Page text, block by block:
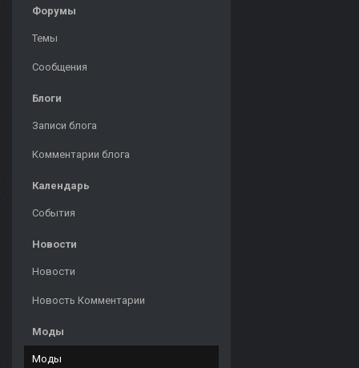
Форумы
Темы
Сообщения
Блоги
Записи блога
Комментарии блога
Календарь
События
Новости
Новости
Новость Комментарии
Моды
Моды